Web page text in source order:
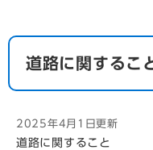
道路に関するこ
2025年4月1日更新
道路に関すること